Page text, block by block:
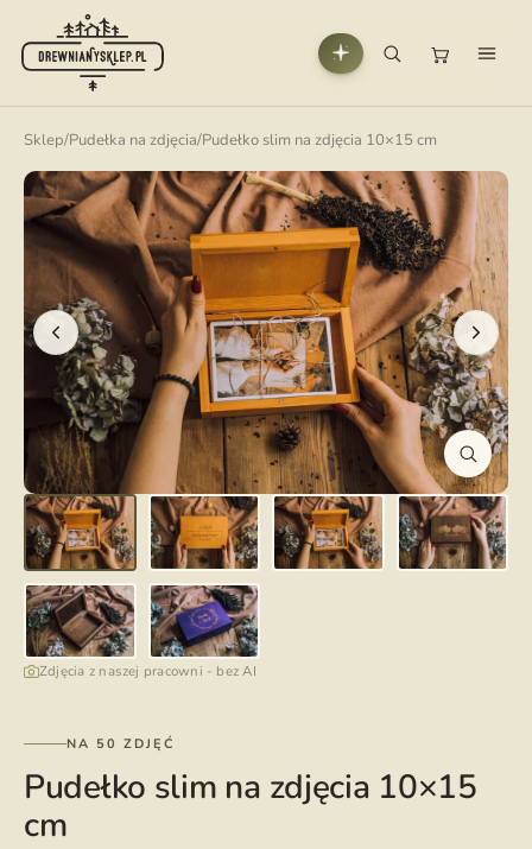
Sklep/Pudełka na zdjęcia/Pudełko slim na zdjęcia 10×15 cm
Zdjęcia z naszej pracowni - bez AI
NA 50 ZDJĘĆ
Pudełko slim na zdjęcia 10×15
cm